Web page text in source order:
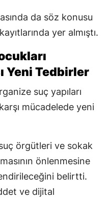
da söz konusu
yer almıştı.
Yeni Tedbirler
suç yapıları
mücadelede yeni
örgütleri ve sokak
önlenmesine
belirtti.
ve dijital